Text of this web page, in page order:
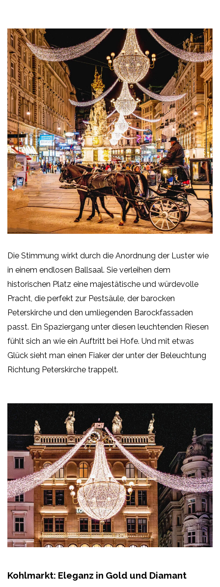
Die Stimmung wirkt durch die Anordnung der Luster wie
in einem endlosen Ballsaal. Sie verleihen dem
historischen Platz eine majestätische und würdevolle
Pracht, die perfekt zur Pestsäule, der barocken
Peterskirche und den umliegenden Barockfassaden
passt. Ein Spaziergang unter diesen leuchtenden Riesen
fühlt sich an wie ein Auftritt bei Hofe. Und mit etwas
Glück sieht man einen Fiaker der unter der Beleuchtung
Richtung Peterskirche trappelt.
Kohlmarkt: Eleganz in Gold und Diamant